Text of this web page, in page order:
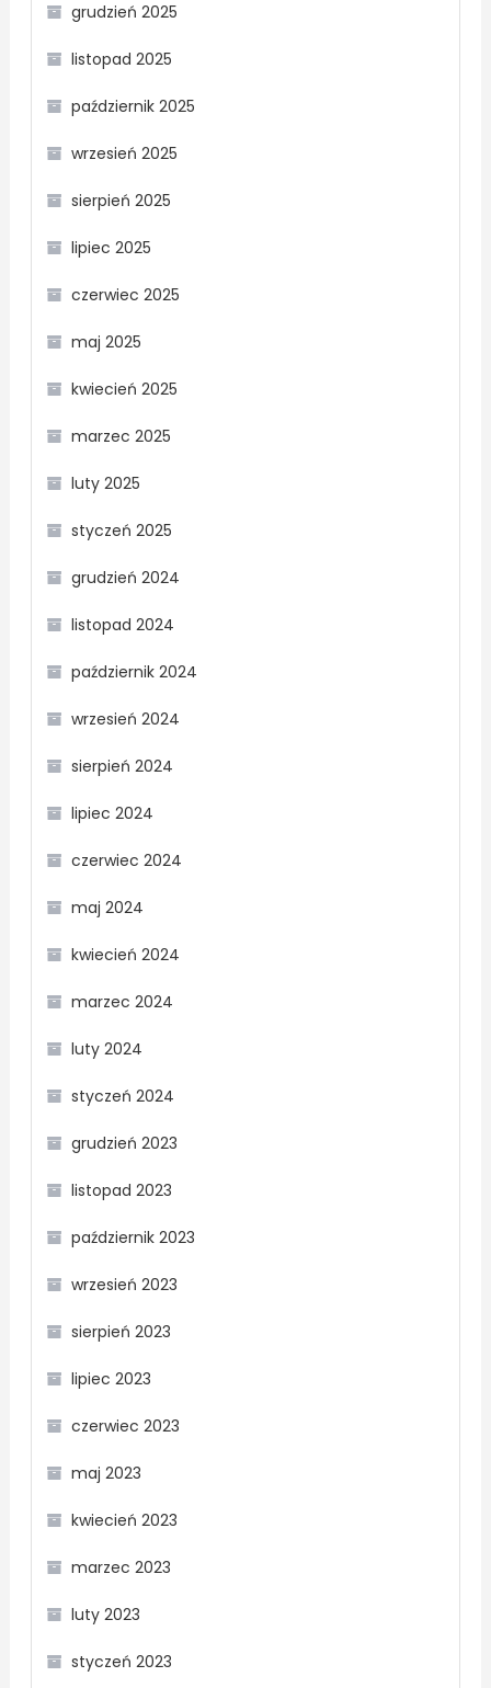
grudzień 2025
listopad 2025
październik 2025
wrzesień 2025
sierpień 2025
lipiec 2025
czerwiec 2025
maj 2025
kwiecień 2025
marzec 2025
luty 2025
styczeń 2025
grudzień 2024
listopad 2024
październik 2024
wrzesień 2024
sierpień 2024
lipiec 2024
czerwiec 2024
maj 2024
kwiecień 2024
marzec 2024
luty 2024
styczeń 2024
grudzień 2023
listopad 2023
październik 2023
wrzesień 2023
sierpień 2023
lipiec 2023
czerwiec 2023
maj 2023
kwiecień 2023
marzec 2023
luty 2023
styczeń 2023